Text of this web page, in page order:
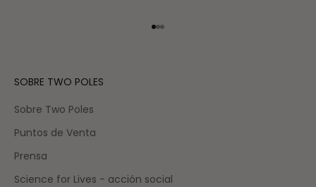
Ir al artículo 1
Ir al artículo 2
Ir al artículo 3
SOBRE TWO POLES
Sobre Two Poles
Puntos de Venta
Prensa
Science for Lives - acción social